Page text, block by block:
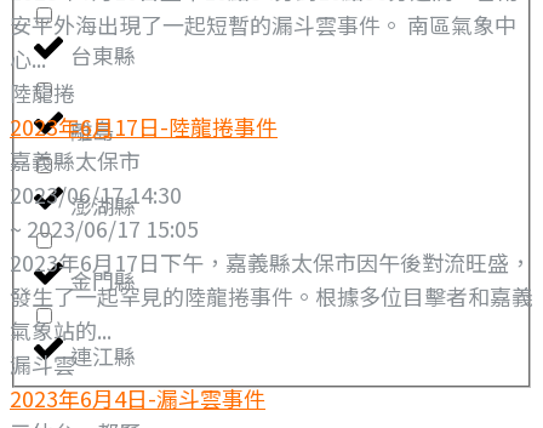
台東縣
離島
澎湖縣
金門縣
連江縣
安平外海出現了一起短暫的漏斗雲事件。 南區氣象中
心...
陸龍捲
2023年6月17日-陸龍捲事件
嘉義縣太保市
2023/06/17 14:30
~ 2023/06/17 15:05
2023年6月17日下午，嘉義縣太保市因午後對流旺盛，
發生了一起罕見的陸龍捲事件。根據多位目擊者和嘉義
氣象站的...
漏斗雲
2023年6月4日-漏斗雲事件